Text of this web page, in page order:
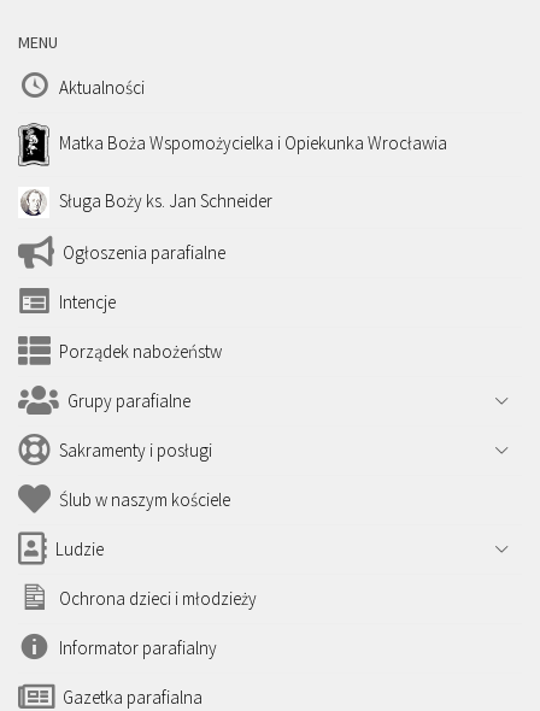
MENU
Aktualności
Matka Boża Wspomożycielka i Opiekunka Wrocławia
Sługa Boży ks. Jan Schneider
Ogłoszenia parafialne
Intencje
Porządek nabożeństw
Grupy parafialne
Sakramenty i posługi
Ślub w naszym kościele
Ludzie
Ochrona dzieci i młodzieży
Informator parafialny
Gazetka parafialna